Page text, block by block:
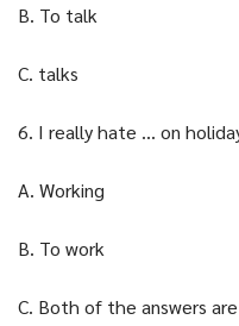
B. To talk
C. talks
6. I really hate … on
A. Working
B. To work
C. Both of the answers